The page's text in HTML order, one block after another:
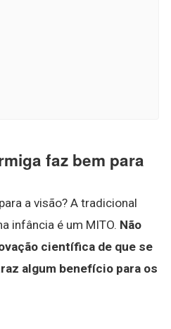
faz bem para
a visão? A tradicional
infância é um MITO. Não
científica de que se
algum benefício para os